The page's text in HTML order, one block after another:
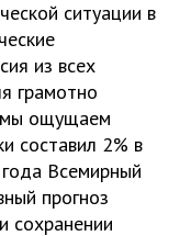
ситуации в
из всех
грамотно
мы ощущаем
составил 2% в
Всемирный
прогноз
сохранении